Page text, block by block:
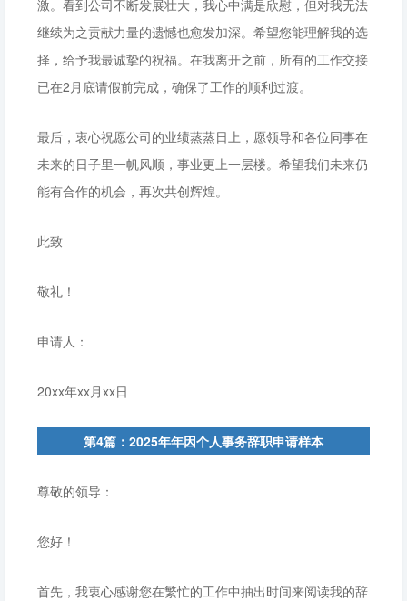
激。看到公司不断发展壮大，我心中满是欣慰，但对我无法
继续为之贡献力量的遗憾也愈发加深。希望您能理解我的选
择，给予我最诚挚的祝福。在我离开之前，所有的工作交接
已在2月底请假前完成，确保了工作的顺利过渡。
最后，衷心祝愿公司的业绩蒸蒸日上，愿领导和各位同事在
未来的日子里一帆风顺，事业更上一层楼。希望我们未来仍
能有合作的机会，再次共创辉煌。
此致
敬礼！
申请人：
20xx年xx月xx日
第4篇：2025年年因个人事务辞职申请样本
尊敬的领导：
您好！
首先，我衷心感谢您在繁忙的工作中抽出时间来阅读我的辞